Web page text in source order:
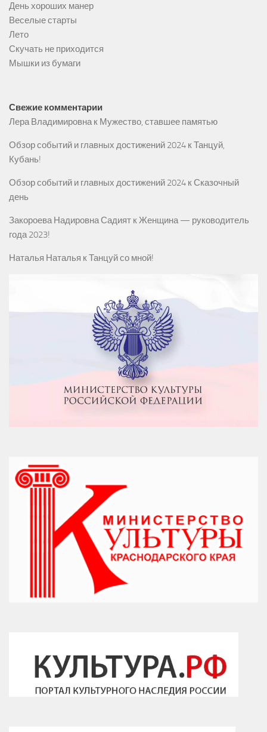
День хороших манер
Веселые старты
Лето
Скучать не приходится
Мышки из бумаги
Свежие комментарии
Лера Владимировнак Мужество, ставшее памятью
Обзор событий и главных достижений 2024 кТанцуй,
Кубань!
Обзор событий и главных достижений 2024 кСказочный
день
Закороева Надировна Садият кЖенщина — руководитель
года 2023!
Наталья Наталья кТанцуй со мной!